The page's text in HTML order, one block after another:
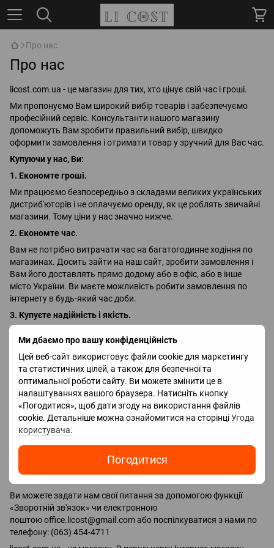
Ми дбаємо про вашу конфіденційність
Цей веб-сайт використовує файли cookie для маркетингу
та статистичних цілей, а також для безпечної та
оптимальної роботи сайту. Ви можете змінити це в
налаштуваннях вашого браузера. Натисніть кнопку
«Погодитися», щоб дати згоду на використання файлів
cookie. Детальніше можна ознайомитися на сторінціУгода
користувача.
Погодитися
Про нас
Про нас
licost.com.ua - це магазин для тих, хто цінує свій час і гроші.
Ми пропонуємо Вам широкий вибір товарів і забезпечуємо
професійний сервіс. Консультанти нашого магазину
допоможуть Вам зробити правильний вибір, швидко
оформити замовлення і отримати товар у зручний для Вас час.
Купуючи у нас, Ви:
1. Економте гроші.
Ми працюємо безпосередньо з складами великих українських
дистриб'юторів і не оплачуємо оренду, як це роблять звичайні
магазини. Тому ціни у нас значно нижче.
2. Економте час.
Вам не потрібно витрачати час на багатогодинне ходіння по
магазинах. Досить зайти на наш сайт, зробити замовлення і
Вам його доставлять прямо додому або в офіс, або в інше
місто України. Ви маєте можливість робити замовлення по
інтернету в будь-який час доби.
3. Купуєте надійність і якість.
і на них надається гарантія від 12 до 24 міс. (В залежності від
сервісної політики виробника) від авторизованих сервісних
центрів.
Магазин постійно розширює асортимент продукції, що
надається, а також прагне надати своїм клієнтам і
відвідувачам сайту максимум зручностей.
У нашому магазині діє система попередніх замовлень -
можливість зробити попередню заявку на очікуваний товар.
Як тільки товар надходить у продаж, ми інформуємо Вас про
це і погоджуємо вартість товару і термін доставки.
Ви можете задати нам свої питання за допомогою функції
«Зворотній зв'язок» чи електронною
поштоюoffice.licost@gmail.comабо поспілкуватися з нами по
телефону: (063) 454-4711